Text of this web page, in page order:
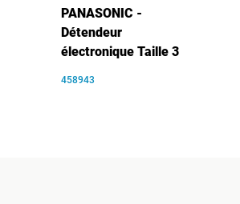
PANASONIC -
Détendeur
électronique Taille 3
458943